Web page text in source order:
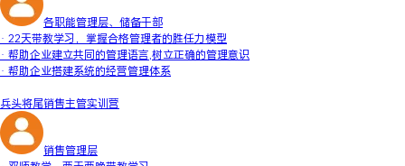
各职能管理层、储备干部
· 22天带教学习，掌握合格管理者的胜任力模型
· 帮助企业建立共同的管理语言,树立正确的管理意识
· 帮助企业搭建系统的经营管理体系
兵头将尾销售主管实训营
销售管理层